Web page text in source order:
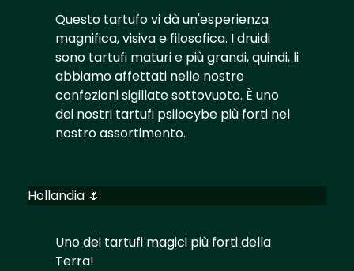
Questo tartufo vi dà un'esperienza
magnifica, visiva e filosofica. I druidi
sono tartufi maturi e più grandi, quindi, li
abbiamo affettati nelle nostre
confezioni sigillate sottovuoto. È uno
dei nostri tartufi psilocybe più forti nel
nostro assortimento.
Hollandia 🌷
Uno dei tartufi magici più forti della
Terra!